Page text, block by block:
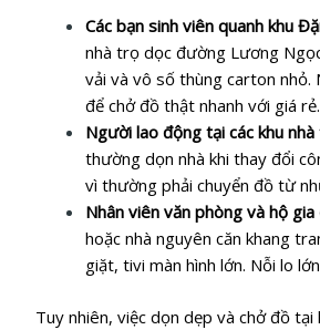
Các bạn sinh viên quanh khu
nhà trọ dọc đường Lương
vải và vô số thùng carton nhỏ.
để chở đồ thật nhanh với giá rẻ.
Người lao động tại các khu
thường dọn nhà khi thay đổi
vì thường phải chuyển đồ từ
Nhân viên văn phòng và hộ
hoặc nhà nguyên căn khang
giặt, tivi màn hình lớn. Nỗi lo
Tuy nhiên, việc dọn dẹp và chở đồ